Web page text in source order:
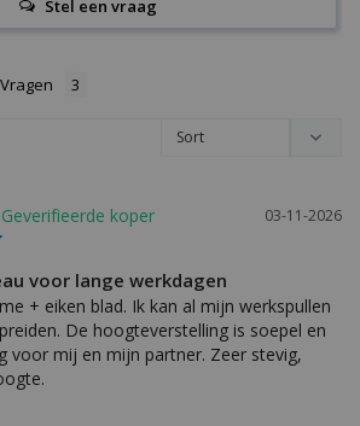
Stel een vraag
Vragen
03-11-2026
voor lange werkdagen
+ eiken blad. Ik kan al mijn werkspullen
De hoogteverstelling is soepel en
voor mij en mijn partner. Zeer stevig,